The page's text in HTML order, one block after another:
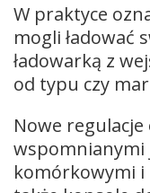
W praktyce
mogli ładować
ładowarką z
od typu czy
Nowe
komórkowymi i